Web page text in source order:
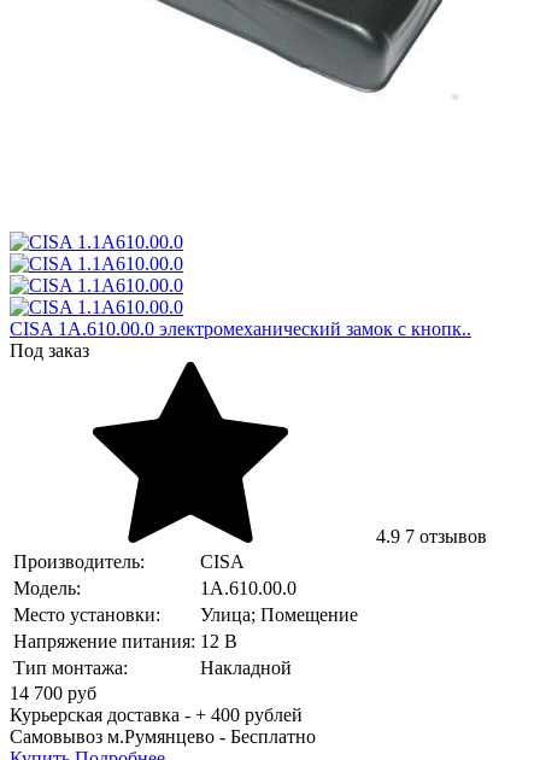
CISA 1A.610.00.0 электромеханический замок с кнопк..
Под заказ
4.9 7 отзывов
Производитель:
CISA
Модель:
1A.610.00.0
Место установки:
Улица; Помещение
Напряжение питания: 12 В
Тип монтажа:
Накладной
14 700 руб
Курьерская доставка - + 400 рублей
Самовывоз м.Румянцево - Бесплатно